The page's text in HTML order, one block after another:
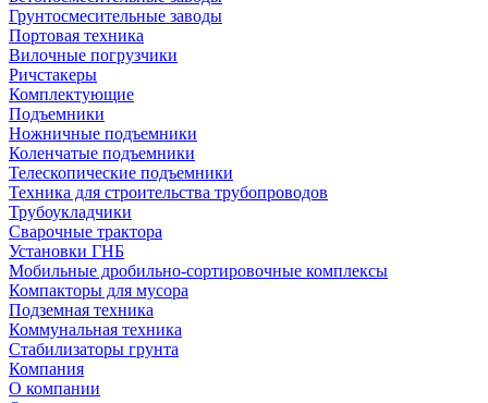
Грунтосмесительные заводы
Портовая техника
Вилочные погрузчики
Ричстакеры
Комплектующие
Подъемники
Ножничные подъемники
Коленчатые подъемники
Телескопические подъемники
Техника для строительства трубопроводов
Трубоукладчики
Сварочные трактора
Установки ГНБ
Мобильные дробильно-сортировочные комплексы
Компакторы для мусора
Подземная техника
Коммунальная техника
Стабилизаторы грунта
Компания
О компании